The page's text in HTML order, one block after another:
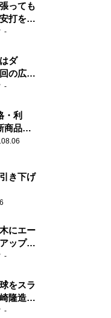
っても
打を喜
ダ
の広島
・利
商品を
洞窟」
き下げ
にエー
ップを
長し
をスラ
隆造氏